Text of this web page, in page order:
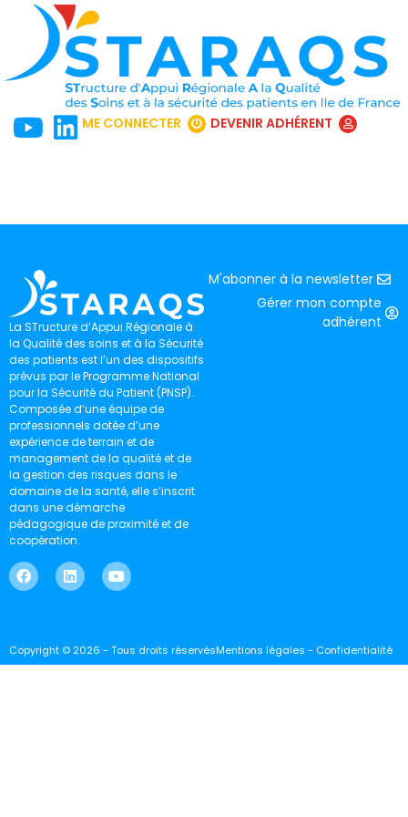
ME CONNECTER DEVENIR ADHÉRENT
La STructure d’Appui Régionale à
la Qualité des soins et à la Sécurité
des patients est l’un des dispositifs
prévus par le Programme National
pour la Sécurité du Patient (PNSP).
Composée d’une équipe de
professionnels dotée d’une
expérience de terrain et de
management de la qualité et de
la gestion des risques dans le
domaine de la santé, elle s’inscrit
dans une démarche
pédagogique de proximité et de
coopération.
M'abonner à la newsletter
Gérer mon compte
adhérent
Copyright © 2026 - Tous droits réservésMentions légales - Confidentialité